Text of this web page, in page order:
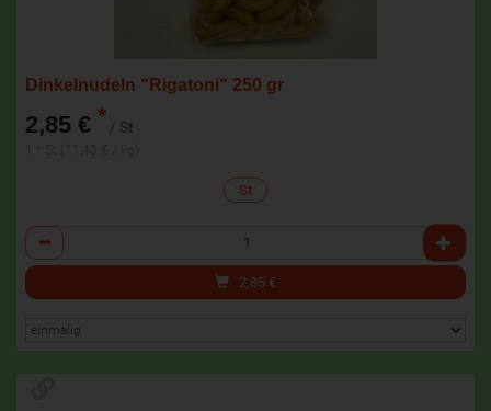
Dinkelnudeln "Rigatoni" 250 gr
2,85 € * / St
St
Anzahl
2,85 €